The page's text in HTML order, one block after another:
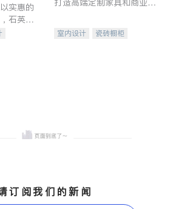
实惠的
石英石
钢水
室内设计
瓷砖橱柜
订阅我们的新闻